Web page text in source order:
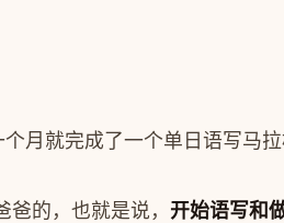
月就完成了一个单日语写马
的，也就是说， 开始语写和